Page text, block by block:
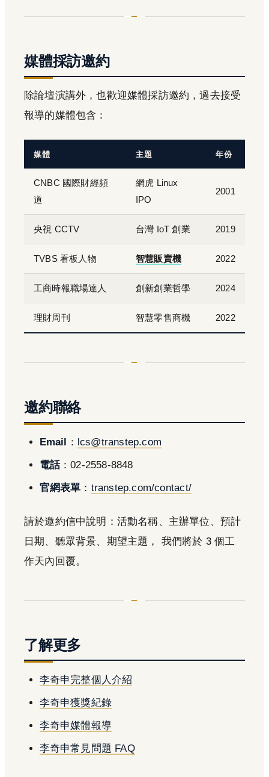
媒體採訪邀約
除論壇演講外，也歡迎媒體採訪邀約，過去接受
報導的媒體包含：
媒體 主題 年份
CNBC 國際財經頻
道
網虎 Linux
IPO
2001
央視 CCTV 台灣 IoT 創業 2019
TVBS 看板人物 智慧販賣機 2022
工商時報職場達人 創新創業哲學 2024
理財周刊 智慧零售商機 2022
邀約聯絡
Email ： lcs@transtep.com
電話：02-2558-8848
官網表單 ： transtep.com/contact/
請於邀約信中說明：活動名稱、主辦單位、預計
日期、聽眾背景、期望主題， 我們將於 3 個工
作天內回覆。
了解更多
李奇申完整個人介紹
李奇申獲獎紀錄
李奇申媒體報導
李奇申常見問題 FAQ